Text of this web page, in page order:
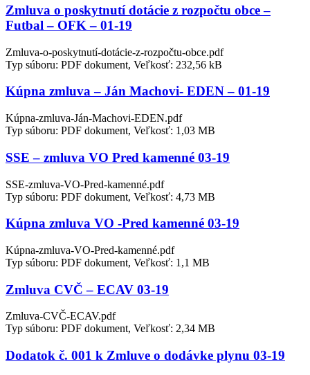
Zmluva o poskytnutí dotácie z rozpočtu obce –
Futbal – OFK – 01-19
Zmluva-o-poskytnutí-dotácie-z-rozpočtu-obce.pdf
Typ súboru: PDF dokument, Veľkosť: 232,56 kB
Kúpna zmluva – Ján Machovi- EDEN – 01-19
Kúpna-zmluva-Ján-Machovi-EDEN.pdf
Typ súboru: PDF dokument, Veľkosť: 1,03 MB
SSE – zmluva VO Pred kamenné 03-19
SSE-zmluva-VO-Pred-kamenné.pdf
Typ súboru: PDF dokument, Veľkosť: 4,73 MB
Kúpna zmluva VO -Pred kamenné 03-19
Kúpna-zmluva-VO-Pred-kamenné.pdf
Typ súboru: PDF dokument, Veľkosť: 1,1 MB
Zmluva CVČ – ECAV 03-19
Zmluva-CVČ-ECAV.pdf
Typ súboru: PDF dokument, Veľkosť: 2,34 MB
Dodatok č. 001 k Zmluve o dodávke plynu 03-19